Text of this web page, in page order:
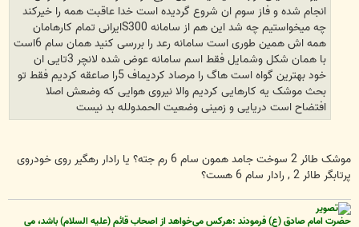
انجام شده و فاز سوم ان شروع گردیده است خدا عاقبت همه را خیرکند
چه میخواستیم چه شد این هم از سامانه S300ایرانی تمام کارهامان
همه اش همین طوری است سامانه رعد را بررسی کنید همان سام 6است
با همان شکل وشمایل فقط اسم سامانه عوض شده لانچر 3تایی ان
خود بهترین گواه است هاگ را مرصاد کردیماف 5را صاعقه کردیم فقط تو
بحث موشک یه کارهایی کردیم والا نیروی هوایی که وضعش اصلا
افتضاح است دریایی و زمینی وضعیت الحمدولله بد نیست
موشک طائر 2 سوخت جامد همون سام 6 رم جته؟ یا رادار رهگیر روی خودروی
پرتابگر طائر 2 , رادار سام 6 هست؟
حضرت امام صادق (ع) فرمودند :هركس مي‌خواهد از اصحاب قائم (علیه السلام) باشد، می